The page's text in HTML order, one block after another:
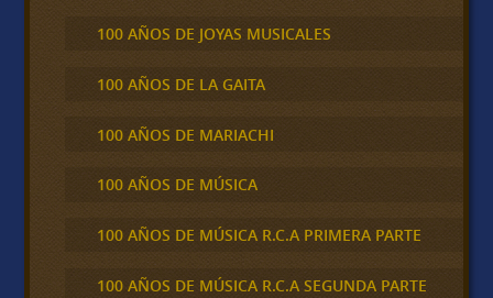
100 AÑOS DE JOYAS MUSICALES
100 AÑOS DE LA GAITA
100 AÑOS DE MARIACHI
100 AÑOS DE MÚSICA
100 AÑOS DE MÚSICA R.C.A PRIMERA PARTE
100 AÑOS DE MÚSICA R.C.A SEGUNDA PARTE